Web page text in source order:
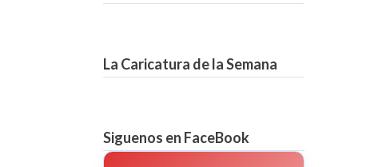
La Caricatura de la Semana
Siguenos en FaceBook